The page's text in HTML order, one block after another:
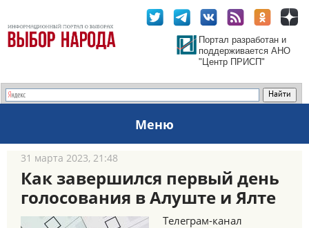
Портал разработан и
поддерживается АНО
"Центр ПРИСП"
Меню
31 марта 2023, 21:48
Как завершился первый день
голосования в Алуште и Ялте
Телеграм-канал